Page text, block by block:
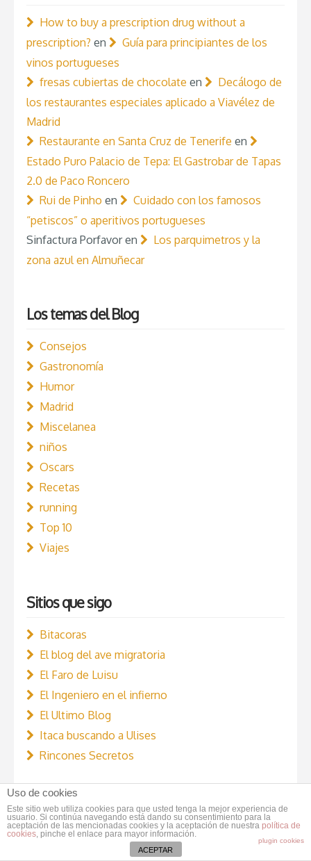
How to buy a prescription drug without a
prescription? en
Guía para principiantes de los
vinos portugueses
fresas cubiertas de chocolate en
Decálogo de
los restaurantes especiales aplicado a Viavélez de
Madrid
Restaurante en Santa Cruz de Tenerife en
Estado Puro Palacio de Tepa: El Gastrobar de Tapas
2.0 de Paco Roncero
Rui de Pinho en
Cuidado con los famosos
“petiscos” o aperitivos portugueses
Sinfactura Porfavoren
Los parquimetros y la
zona azul en Almuñecar
Los temas del Blog
Consejos
Gastronomía
Humor
Madrid
Miscelanea
niños
Oscars
Recetas
running
Top 10
Viajes
Sitios que sigo
Bitacoras
El blog del ave migratoria
El Faro de Luisu
El Ingeniero en el infierno
El Ultimo Blog
Itaca buscando a Ulises
Rincones Secretos
También estoy en ...
Uso de cookies
Este sitio web utiliza cookies para que usted tenga la mejor experiencia de
usuario. Si continúa navegando está dando su consentimiento para la
aceptación de las mencionadas cookies y la aceptación de nuestra política de
cookies, pinche el enlace para mayor información.
plugin cookies
ACEPTAR